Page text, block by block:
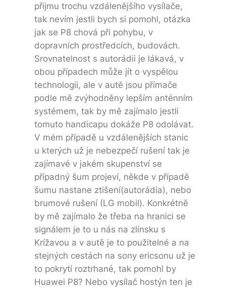
přijmu trochu vzdálenějšího vysílače,
tak nevím jestli bych si pomohl, otázka
jak se P8 chová při pohybu, v
dopravních prostředcích, budovách.
Srovnatelnost s autorádii je lákavá, v
obou případech může jít o vyspělou
technologii, ale v autě jsou přímače
podle mě zvýhodněny lepším anténním
systémem, tak by mě zajímalo jestli
tomuto handicapu dokáže P8 odolávat.
V mém případě u vzdálenějších stanic
u kterých už je nebezpečí rušení tak je
zajímavé v jakém skupenství se
případný šum projeví, někde v případě
šumu nastane ztišení(autorádia), nebo
brumové rušení (LG mobil). Konkrétně
by mě zajímalo že třeba na hranici se
signálem je to u nás na zlínsku s
Krížavou a v autě je to použitelné a na
stejných cestách na sony ericsonu už je
to pokrytí roztrhané, tak pomohl by
Huawei P8? Nebo vysílač hostýn ten je